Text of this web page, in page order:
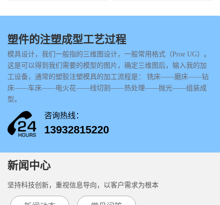
塑件的注塑成型工艺过程
模具设计，我们一般指的三维图设计，一般常用格式（Proe UG）。
这是可以得到我们需要的模型的图片，确定三维图后，输入我的加
工设备，通常的塑胶注塑模具的加工流程是： 铣床——磨床——钻
床——车床——电火花——线切割——热处理——抛光——组装成
型。
咨询热线：
13932815220
新闻中心
坚持科技创新，重视信息导向，以客户需求为根本